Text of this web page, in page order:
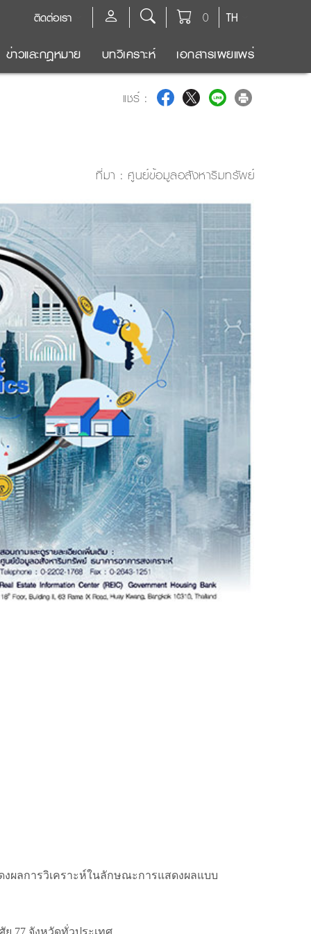
TH
0
ติดต่อเรา
ข่าวและกฎหมาย บทวิเคราะห์ เอกสารเผยแพร่
แชร์ :
ที่มา : ศูนย์ข้อมูลอสังหาริมทรัพย์
งผลการวิเคราะห์ในลักษณะการแสดงผลแบบ